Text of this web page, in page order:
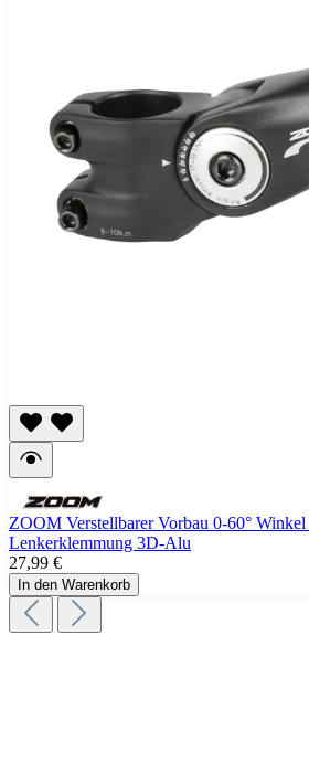
ZOOM Verstellbarer Vorbau 0-60°
Lenkerklemmung 3D-Alu
27,99 €
In den Warenkorb